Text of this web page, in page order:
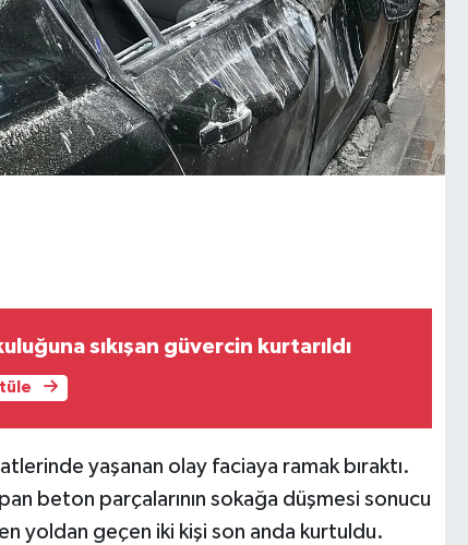
sıkışan güvercin kurtarıldı
yaşanan olay faciaya ramak bıraktı.
beton parçalarının sokağa düşmesi sonucu
yoldan geçen iki kişi son anda kurtuldu.